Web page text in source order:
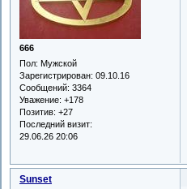
666
Пол: Мужской
Зарегистрирован: 09.10.16
Сообщений: 3364
Уважение: +178
Позитив: +27
Последний визит:
29.06.26 20:06
Sunset